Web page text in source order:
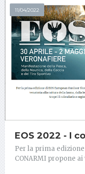
11/04/2022
EOS 2022 - I
Per la prima
CONARMI propone